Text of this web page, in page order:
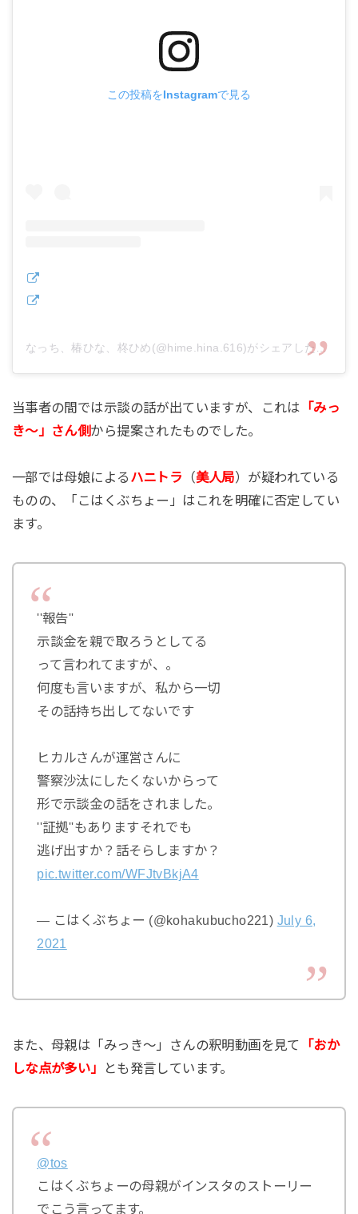
この投稿をInstagramで見る
なっち、椿ひな、柊ひめ(@hime.hina.616)がシェアした投稿
当事者の間では示談の話が出ていますが、これは 「みっ
き～」さん側から提案されたものでした。
一部では母娘による ハニトラ （美人局）が疑われている
ものの、「こはくぶちょー」はこれを明確に否定してい
ます。
''報告''
示談金を親で取ろうとしてる
って言われてますが、。
何度も言いますが、私から一切
その話持ち出してないです
ヒカルさんが運営さんに
警察沙汰にしたくないからって
形で示談金の話をされました。
''証拠''もありますそれでも
逃げ出すか？話そらしますか？
pic.twitter.com/WFJtvBkjA4
— こはくぶちょー (@kohakubucho221) July 6,
2021
また、母親は「みっき～」さんの釈明動画を見て
「おか
しな点が多い」
とも発言しています。
@tos
こはくぶちょーの母親がインスタのストーリー
でこう言ってます。